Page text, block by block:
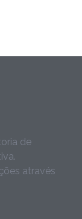
de
através